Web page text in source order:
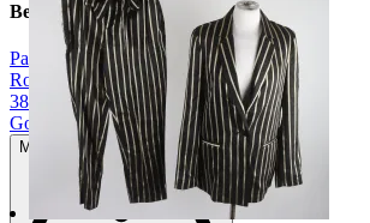
Beskrivning
Part Two|
Rosa
38
Gott använt skick
Mindre tecken på användning